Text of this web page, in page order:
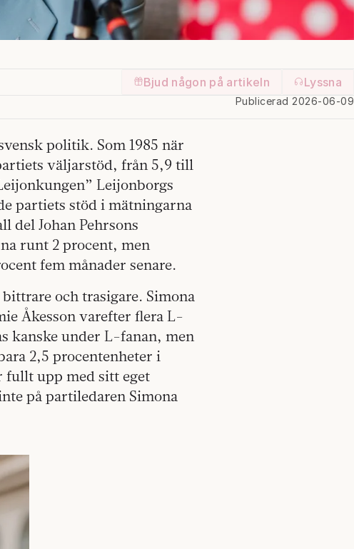
Bjud någon på artikeln Lyssna
Publicerad 2026-06-09
politik. Som 1985 när
väljarstöd, från 5,9 till
Leijonborgs
partiets stöd i mätningarna
del Johan Pehrsons
runt 2 procent, men
fem månader senare.
och trasigare. Simona
Åkesson varefter flera L-
kanske under L-fanan, men
2,5 procentenheter i
fullt upp med sitt eget
på partiledaren Simona